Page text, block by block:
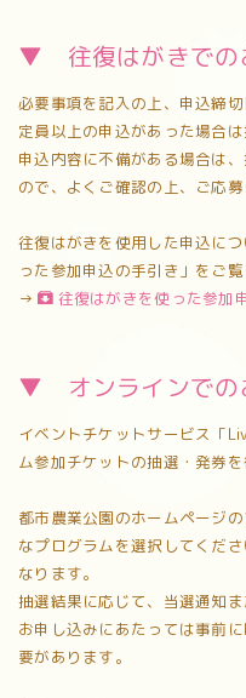
▼ 往復はがきで
必要事項を記入の上、申込締
定員以上の申込があった場合は
申込内容に不備がある場合は
ので、よくご確認の上、ご応募
往復はがきを使用した申込に
った参加申込の手引き」をご覧
→
往復はがきを使った参加
▼ オンラインで
イベントチケットサービス「
ム参加チケットの抽選・発券を
都市農業公園のホームページ
なプログラムを選択してくだ
なります。
抽選結果に応じて、当選通知
お申し込みにあたっては事前
要があります。